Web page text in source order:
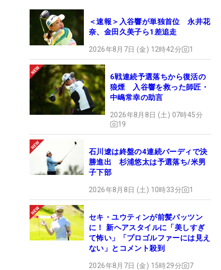
＜速報＞入谷響が単独首位 永井花
奈、金田久美子ら1差追走
2026年8月7日 (金) 12時42分 1
6戦連続予選落ちから復活の
狼煙 入谷響を救った師匠・
中嶋常幸の助言
2026年8月8日 (土) 07時45分
19
石川遼は終盤の4連続バーディで決
勝進出 杉浦悠太は予選落ち/米男
子下部
2026年8月8日 (土) 10時33分 1
セキ・ユウティンが前髪パッツン
に！ 新ヘアスタイルに「美しすぎ
て怖い」「プロゴルファーには見え
ない」とコメント殺到
2026年8月7日 (金) 15時29分 7